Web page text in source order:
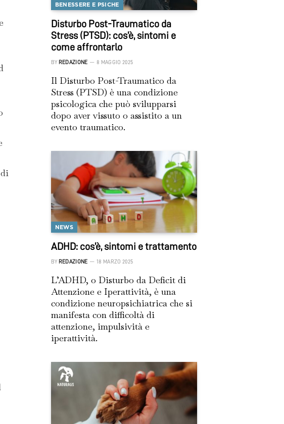
BENESSERE E PSICHE
Disturbo Post-Traumatico da
Stress (PTSD): cos’è, sintomi e
come affrontarlo
BY REDAZIONE 8 MAGGIO 2025
Il Disturbo Post-Traumatico da
Stress (PTSD) è una condizione
psicologica che può svilupparsi
dopo aver vissuto o assistito a un
evento traumatico.
NEWS
ADHD: cos’è, sintomi e trattamento
BY REDAZIONE 18 MARZO 2025
L’ADHD, o Disturbo da Deficit di
Attenzione e Iperattività, è una
condizione neuropsichiatrica che si
manifesta con difficoltà di
attenzione, impulsività e
iperattività.